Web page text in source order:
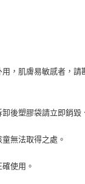
，肌膚易敏感者，請
後塑膠袋請立即銷毀
無法取得之處。
使用。